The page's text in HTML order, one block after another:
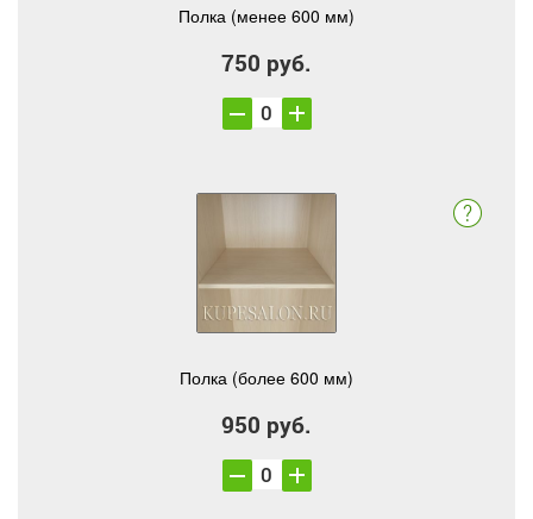
Полка (менее 600 мм)
750 руб.
Полка (более 600 мм)
950 руб.